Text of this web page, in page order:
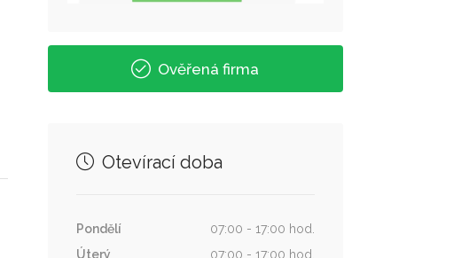
Ověřená firma
Otevírací doba
Pondělí
07:00 - 17:00 hod.
Úterý
07:00 - 17:00 hod.